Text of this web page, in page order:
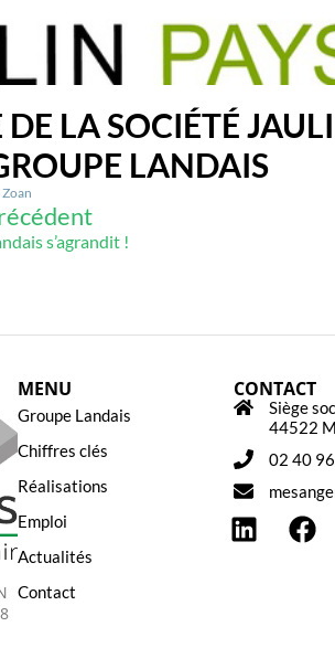
DE LA SOCIÉTÉ
LANDAIS
Zoan
s’agrandit !
MENU
Groupe Landais
Chiffres clés
Réalisations
Emploi
Actualités
Contact
CONTACT
Siège
44522
02 40